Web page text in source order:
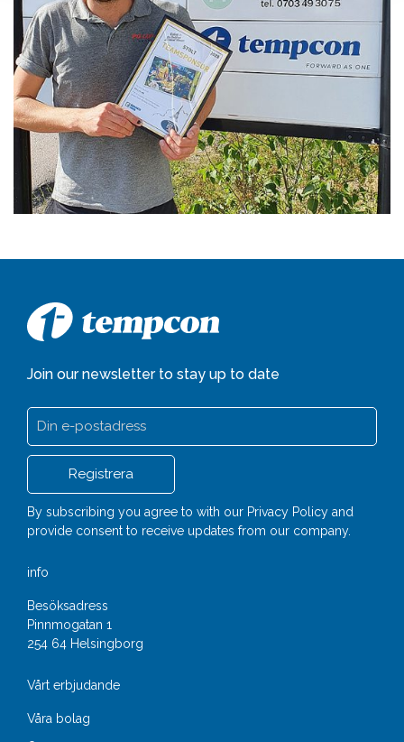
Join our newsletter to stay up to date
By subscribing you agree to with our Privacy Policy and
provide consent to receive updates from our company.
info
Besöksadress
Pinnmogatan 1
254 64 Helsingborg
Vårt erbjudande
Våra bolag